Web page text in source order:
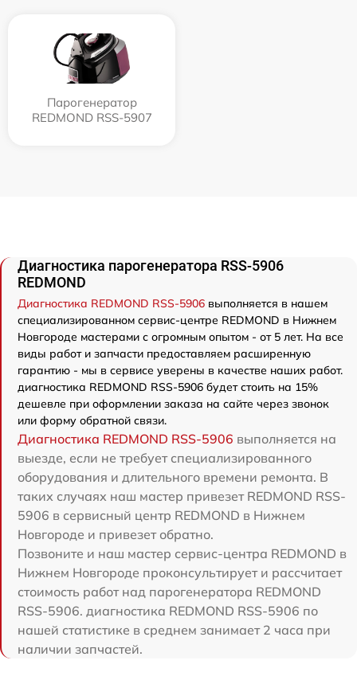
Парогенератор
REDMOND RSS-5907
Диагностика парогенератора RSS-5906
REDMOND
Диагностика REDMOND RSS-5906 выполняется в нашем
специализированном сервис-центре REDMOND в Нижнем
Новгороде мастерами с огромным опытом - от 5 лет. На все
виды работ и запчасти предоставляем расширенную
гарантию - мы в сервисе уверены в качестве наших работ.
диагностика REDMOND RSS-5906 будет стоить на 15%
дешевле при оформлении заказа на сайте через звонок
или форму обратной связи.
Диагностика REDMOND RSS-5906 выполняется на
выезде, если не требует специализированного
оборудования и длительного времени ремонта. В
таких случаях наш мастер привезет REDMOND RSS-
5906 в сервисный центр REDMOND в Нижнем
Новгороде и привезет обратно.
Позвоните и наш мастер сервис-центра REDMOND в
Нижнем Новгороде проконсультирует и рассчитает
стоимость работ над парогенератора REDMOND
RSS-5906. диагностика REDMOND RSS-5906 по
нашей статистике в среднем занимает 2 часа при
наличии запчастей.